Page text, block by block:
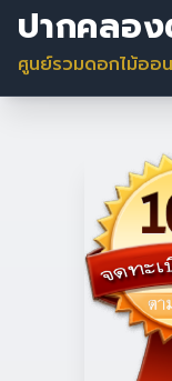
ปากคลอ
ศูนย์รวมดอกไม้ออ